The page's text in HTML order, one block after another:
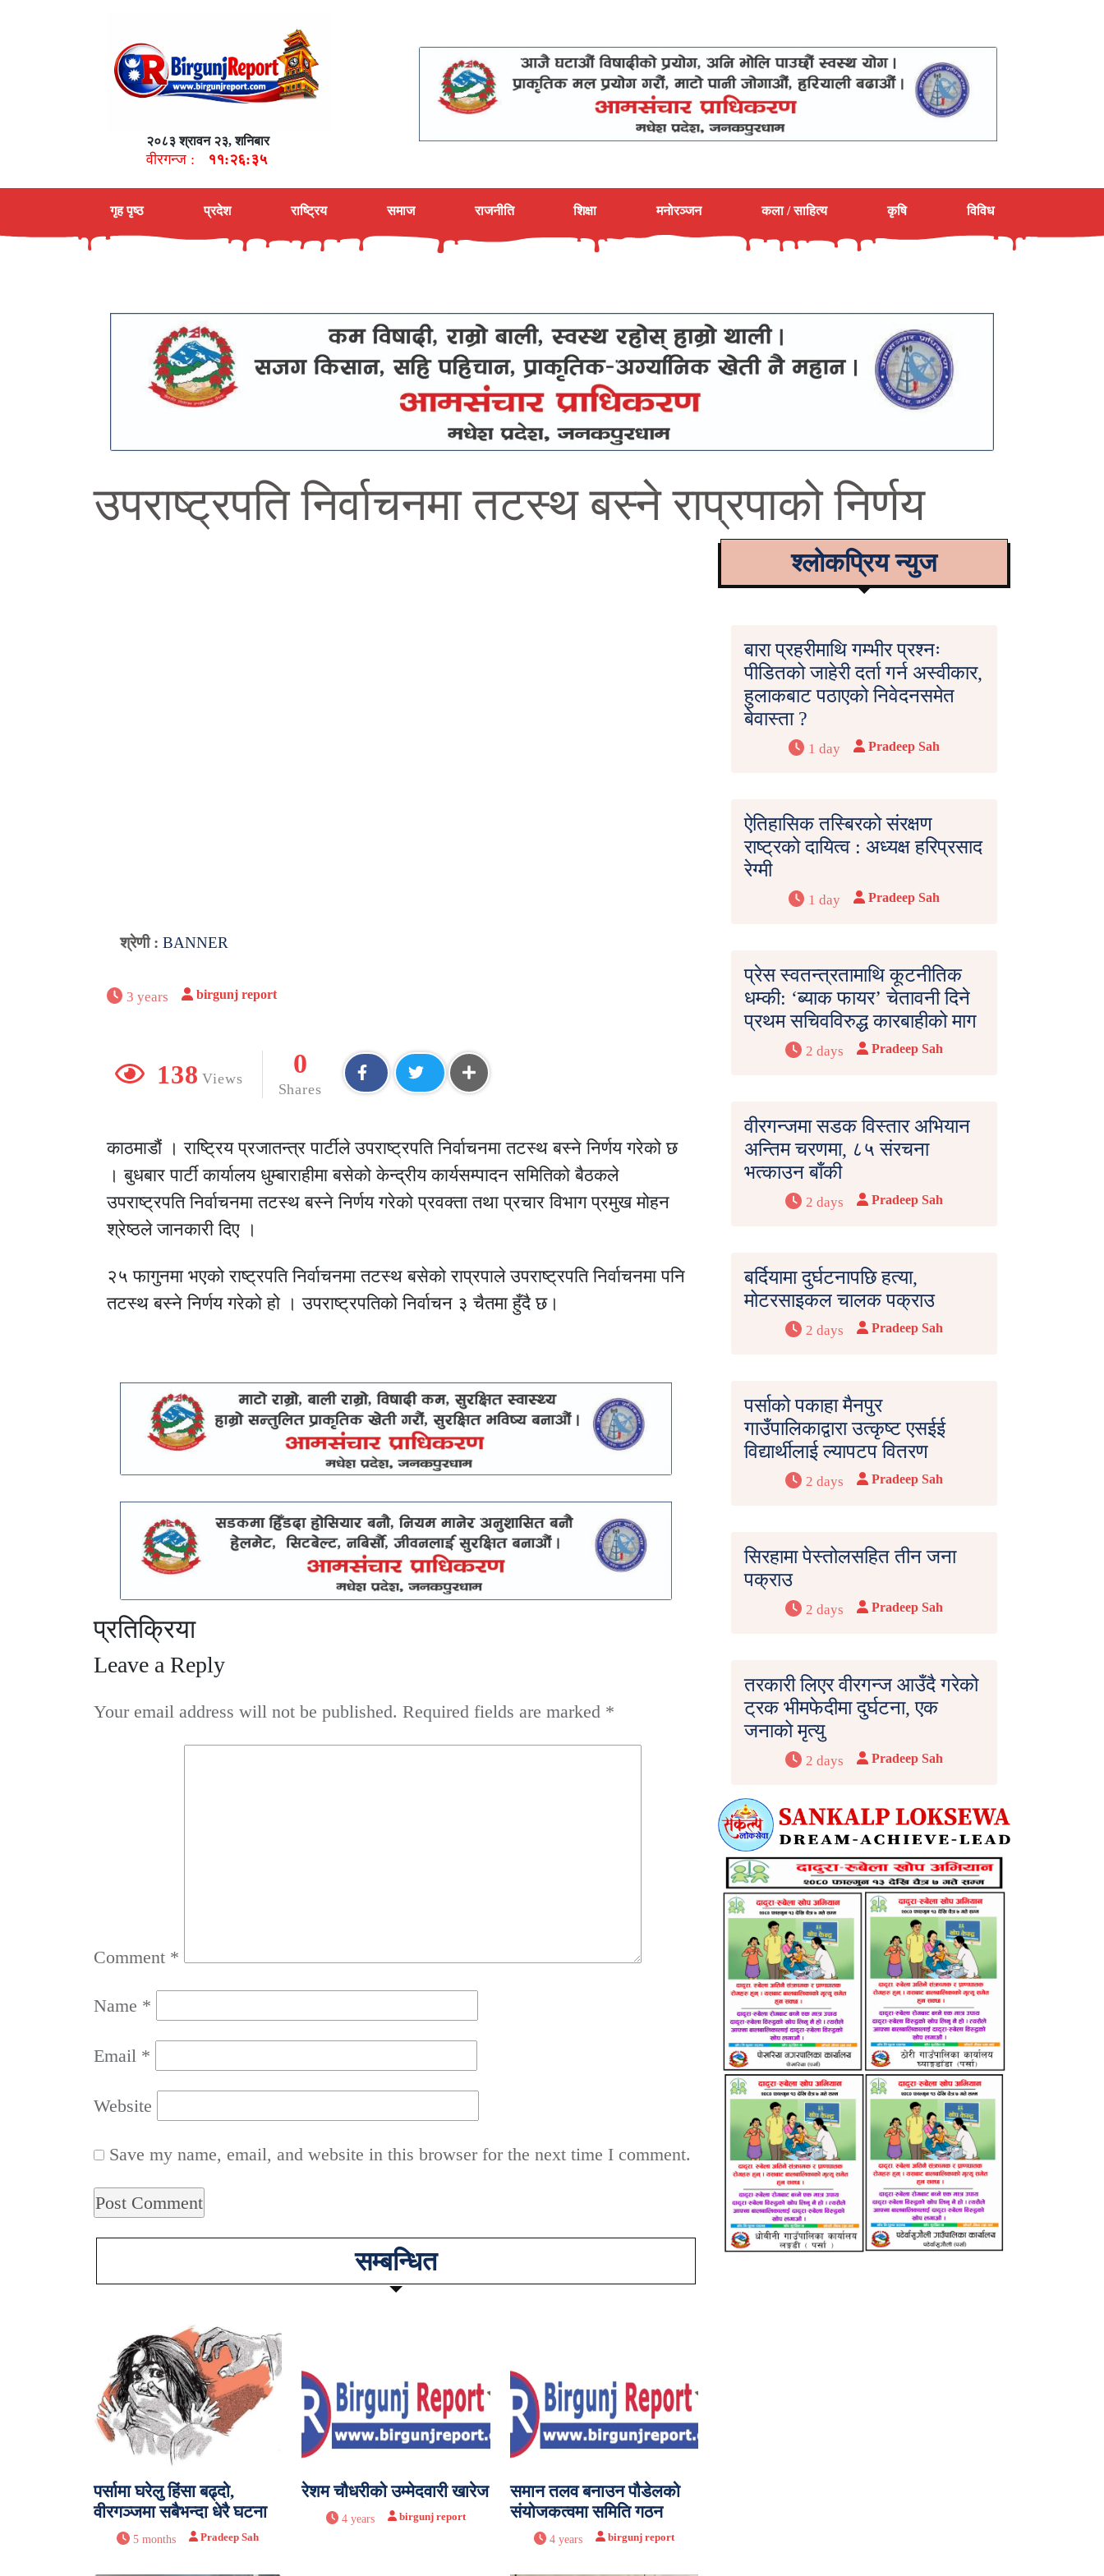
२०८३ श्रावन २३, शनिबार
वीरगन्ज : ११:२६:३६
गृह पृष्ठ प्रदेश राष्ट्रिय समाज राजनीति शिक्षा मनोरञ्जन कला / साहित्य कृषि विविध
उपराष्ट्रपति निर्वाचनमा तटस्थ बस्ने राप्रपाको निर्णय
श्रेणी : BANNER
3 years birgunj report
138 Views
0
Shares
काठमाडौं । राष्ट्रिय प्रजातन्त्र पार्टीले उपराष्ट्रपति निर्वाचनमा तटस्थ बस्ने निर्णय गरेको छ
। बुधबार पार्टी कार्यालय धुम्बाराहीमा बसेको केन्द्रीय कार्यसम्पादन समितिको बैठकले
उपराष्ट्रपति निर्वाचनमा तटस्थ बस्ने निर्णय गरेको प्रवक्ता तथा प्रचार विभाग प्रमुख मोहन
श्रेष्ठले जानकारी दिए ।
२५ फागुनमा भएको राष्ट्रपति निर्वाचनमा तटस्थ बसेको राप्रपाले उपराष्ट्रपति निर्वाचनमा पनि
तटस्थ बस्ने निर्णय गरेको हो । उपराष्ट्रपतिको निर्वाचन ३ चैतमा हुँदै छ।
प्रतिक्रिया
Leave a Reply
Your email address will not be published. Required fields are marked *
Comment *
Name *
Email *
Website
Save my name, email, and website in this browser for the next time I comment.
सम्बन्धित
पर्सामा घरेलु हिंसा बढ्दो,
वीरगञ्जमा सबैभन्दा धेरै घटना
5 months Pradeep Sah
रेशम चौधरीको उम्मेदवारी खारेज
4 years birgunj report
समान तलव बनाउन पौडेलको
संयोजकत्वमा समिति गठन
4 years birgunj report
श्लोकप्रिय न्युज
बारा प्रहरीमाथि गम्भीर प्रश्नः
पीडितको जाहेरी दर्ता गर्न अस्वीकार,
हुलाकबाट पठाएको निवेदनसमेत
बेवास्ता ?
1 day Pradeep Sah
ऐतिहासिक तस्बिरको संरक्षण
राष्ट्रको दायित्व : अध्यक्ष हरिप्रसाद
रेग्मी
1 day Pradeep Sah
प्रेस स्वतन्त्रतामाथि कूटनीतिक
धम्की: ‘ब्याक फायर’ चेतावनी दिने
प्रथम सचिवविरुद्ध कारबाहीको माग
2 days Pradeep Sah
वीरगन्जमा सडक विस्तार अभियान
अन्तिम चरणमा, ८५ संरचना
भत्काउन बाँकी
2 days Pradeep Sah
बर्दियामा दुर्घटनापछि हत्या,
मोटरसाइकल चालक पक्राउ
2 days Pradeep Sah
पर्साको पकाहा मैनपुर
गाउँपालिकाद्वारा उत्कृष्ट एसईई
विद्यार्थीलाई ल्यापटप वितरण
2 days Pradeep Sah
सिरहामा पेस्तोलसहित तीन जना
पक्राउ
2 days Pradeep Sah
तरकारी लिएर वीरगन्ज आउँदै गरेको
ट्रक भीमफेदीमा दुर्घटना, एक
जनाको मृत्यु
2 days Pradeep Sah